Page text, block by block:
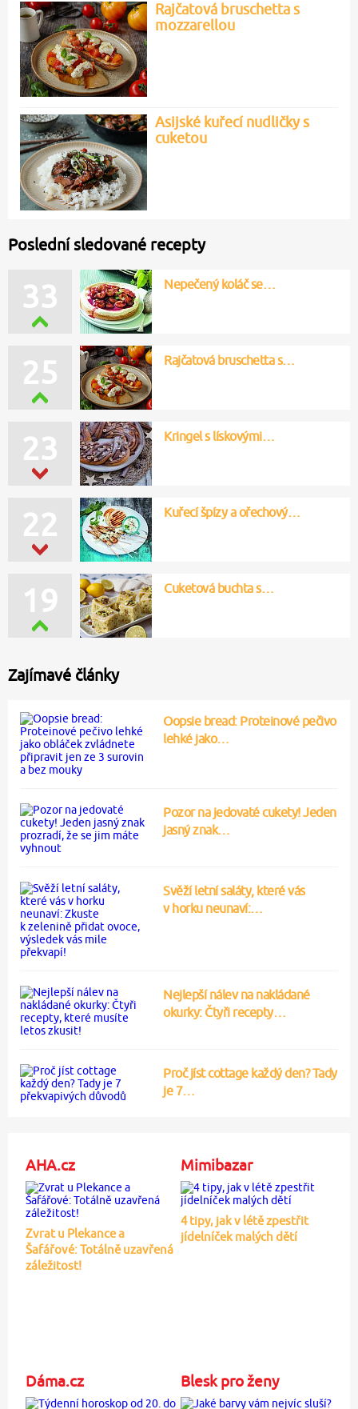
Rajčatová bruschetta s
mozzarellou
Asijské kuřecí nudličky s
cuketou
Poslední sledované recepty
33 Nepečený koláč se…
23 Kringel s lískovými…
22 Kuřecí špízy a ořechový…
25 Rajčatová bruschetta s…
19 Cuketová buchta s…
Zajímavé články
Oopsie bread: Proteinové pečivo
lehké jako…
Pozor na jedovaté cukety! Jeden
jasný znak…
Svěží letní saláty, které vás
v horku neunaví:…
Nejlepší nálev na nakládané
okurky: Čtyři recepty…
Proč jíst cottage každý den? Tady
je 7…
AHA.cz
Zvrat u Plekance a
Šafářové: Totálně uzavřená
záležitost!
Mimibazar
4 tipy, jak v létě zpestřit
jídelníček malých dětí
Dáma.cz Blesk pro ženy